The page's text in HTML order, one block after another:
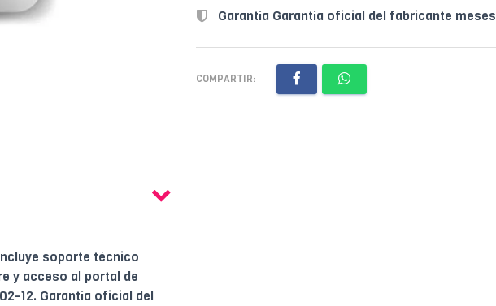
Garantía Garantía oficial del fabricante meses
COMPARTIR:
soporte técnico
y acceso al portal de
12. Garantía oficial del